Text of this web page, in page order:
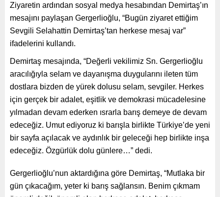
Ziyaretin ardından sosyal medya hesabından Demirtaş’ın
mesajını paylaşan Gergerlioğlu, “Bugün ziyaret ettiğim
Sevgili Selahattin Demirtaş’tan herkese mesaj var”
ifadelerini kullandı.
Demirtaş mesajında, “Değerli vekilimiz Sn. Gergerlioğlu
aracılığıyla selam ve dayanışma duygularını ileten tüm
dostlara bizden de yürek dolusu selam, sevgiler. Herkes
için gerçek bir adalet, eşitlik ve demokrasi mücadelesine
yılmadan devam ederken ısrarla barış demeye de devam
edeceğiz. Umut ediyoruz ki barışla birlikte Türkiye’de yeni
bir sayfa açılacak ve aydınlık bir geleceği hep birlikte inşa
edeceğiz. Özgürlük dolu günlere…” dedi.
Gergerlioğlu’nun aktardığına göre Demirtaş, “Mutlaka bir
gün çıkacağım, yeter ki barış sağlansın. Benim çıkmam